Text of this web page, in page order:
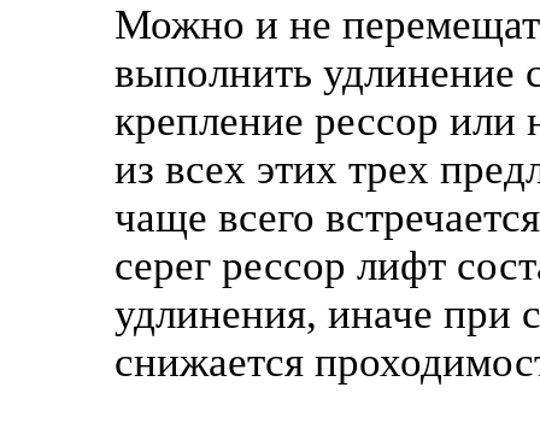
Можно и не
выполнить удлинение
крепление рессор
из всех этих трех
чаще всего
серег рессор лифт
удлинения, иначе при
снижается